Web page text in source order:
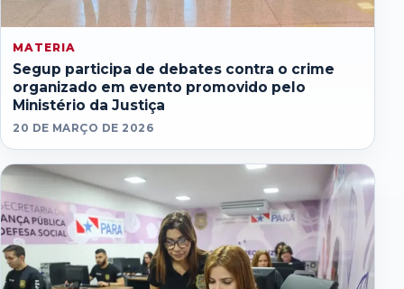
MATERIA
Segup participa de debates contra o crime
organizado em evento promovido pelo
Ministério da Justiça
20 DE MARÇO DE 2026